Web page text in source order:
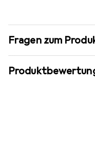
Fragen zum